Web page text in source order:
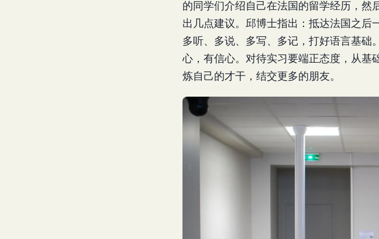
的同学们介绍自己在法国的留学经历，
出几点建议。邱博士指出：抵达法国之后
多听、多说、多写、多记，打好语言基
心，有信心。对待实习要端正态度，从
炼自己的才干，结交更多的朋友。